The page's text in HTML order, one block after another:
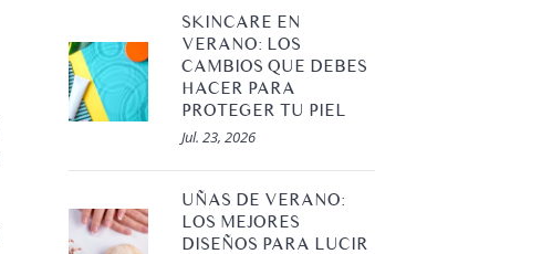
SKINCARE EN
VERANO: LOS
CAMBIOS QUE DEBES
HACER PARA
PROTEGER TU PIEL
Jul. 23, 2026
UÑAS DE VERANO:
LOS MEJORES
DISEÑOS PARA LUCIR